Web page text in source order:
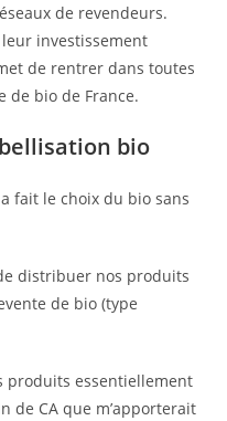
de revendeurs.
investissement
de rentrer dans toutes
de bio de France.
bio
fait le choix du bio sans
distribuer nos produits
de bio (type
produits essentiellement
de CA que m’apporterait